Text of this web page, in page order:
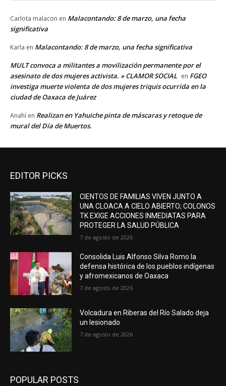
Carlota malacon en Malacontando: 8 de marzo, una fecha
significativa
Karla en Malacontando: 8 de marzo, una fecha significativa
MULT convoca a militantes a movilización permanente por el
asesinato de dos mujeres activista. » CLAMOR SOCIAL en FGEO
investiga muerte violenta de dos mujeres triquis ocurrida en la
ciudad de Oaxaca de Juárez
Anahí en Realizan en Yahuiche pinta de máscaras y retoque de
mural del Día de Muertos.
EDITOR PICKS
CIENTOS DE FAMILIAS VIVEN JUNTO A
UNA CLOACA A CIELO ABIERTO; COLONOS
TK EXIGE ACCIONES INMEDIATAS PARA
PROTEGER LA SALUD PÚBLICA
7 de agosto de 2026
Consolida Luis Alfonso Silva Romo la
defensa histórica de los pueblos indígenas
y afromexicanos de Oaxaca
7 de agosto de 2026
Volcadura en Riberas del Río Salado deja
un lesionado
7 de agosto de 2026
POPULAR POSTS